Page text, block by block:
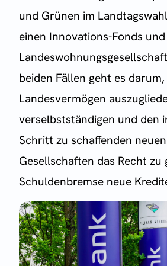
und Grünen im
einen Innovations-Fonds
beiden Fällen geht es darum,
Landesvermögen
verselbstständigen und den
Schritt zu schaffenden
Gesellschaften das Recht
Schuldenbremse neue